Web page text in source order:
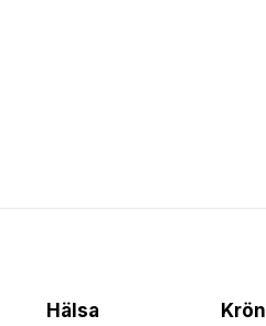
Hälsa